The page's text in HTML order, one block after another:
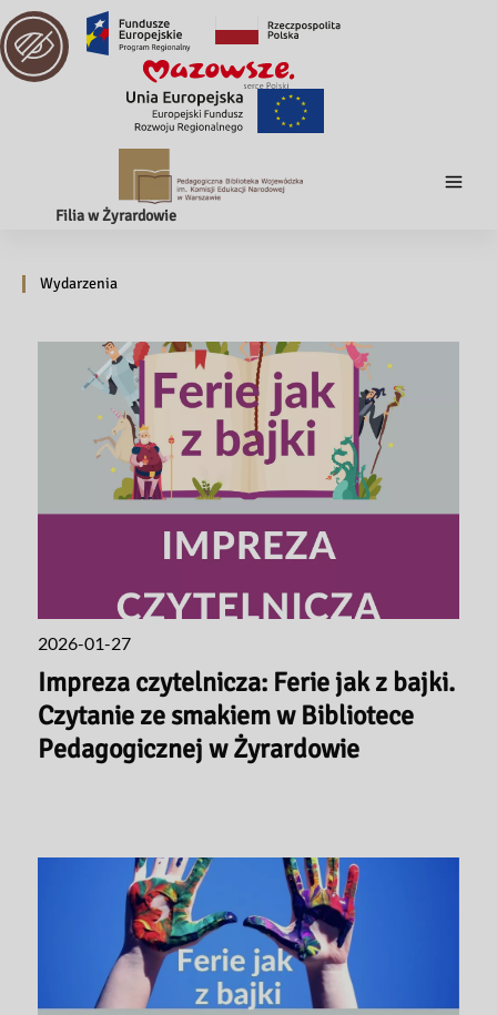
Filia w Żyrardowie
Wydarzenia
2026-01-27
Impreza czytelnicza: Ferie jak z bajki.
Czytanie ze smakiem w Bibliotece
Pedagogicznej w Żyrardowie